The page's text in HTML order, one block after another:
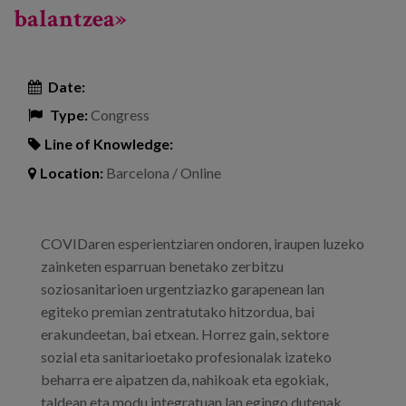
balantzea»
Date:
Type:Congress
Line of Knowledge:
Location: Barcelona / Online
COVIDaren esperientziaren ondoren, iraupen luzeko
zainketen esparruan benetako zerbitzu
soziosanitarioen urgentziazko garapenean lan
egiteko premian zentratutako hitzordua, bai
erakundeetan, bai etxean. Horrez gain, sektore
sozial eta sanitarioetako profesionalak izateko
beharra ere aipatzen da, nahikoak eta egokiak,
taldean eta modu integratuan lan egingo dutenak,